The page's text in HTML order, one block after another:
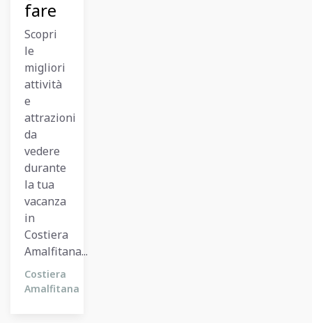
fare
Scopri
le
migliori
attività
e
attrazioni
da
vedere
durante
la tua
vacanza
in
Costiera
Amalfitana...
Costiera
Amalfitana